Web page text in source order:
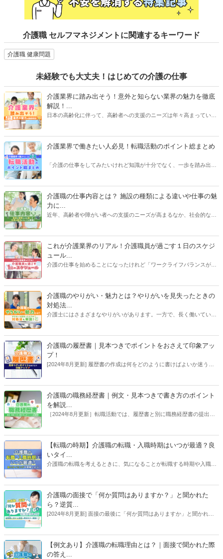
介護職 セルフマネジメントに関連するキーワード
介護職 健康問題
未経験でも大丈夫！はじめての介護の仕事
介護業界に踏み出そう！意外と知らない業界の魅力を徹底
解説！...
日本の高齢化に伴って、高齢者への支援のニーズは年々高まっていま
紹介します！介護職・ヘルパーに転職をしたい方、これから働くか迷
ひお役立てください！
介護業界で働きたい人必見！転職活動のポイント総まとめ
「介護の仕事をしてみたいけれど知識が十分でなく、一歩を踏み出す
なリサーチで職場とのミスマッチを防ぎ、新しい人生の一歩を踏み出
しましょう！
介護職の仕事内容とは？ 施設の種類による違いや仕事の魅
力に...
近年、高齢者や障がい者への支援のニーズが高まるなか、社会的なニ
情、仕事の魅力など、介護職の仕事に関する基礎知識を徹底解説しま
す。【執筆者：ささえるラボ編集部】
これが介護業界のリアル！介護職員が過ごす１日のスケジ
ュール...
介護の仕事を始めることになったけれど「ワークライフバランスが気
を抱える人もいるでしょう。そこで、施設のサービス形態ごとに、介
護職員が職場でどんな毎日を送っているのか詳しく解説します。「自
分がここで働くとしたら…」とイメージする参考にしてください。
介護職のやりがい・魅力とは？やりがいを見失ったときの
対処法...
介護士にはさまざまなやりがいがあります。一方で、長く働いている
った場合の対処法についても解説していきます。介護職のやりがいに
ついて知りたい方も、長く働いて初心を取り戻したい方もぜひご覧く
ださい。
介護職の履歴書｜見本つきでポイントをおさえて印象アッ
プ！
[2024年8月更新] 履歴書の作成は何をどのように書けばよいか迷う方
トを解説します！【執筆者：ささえるラボ編集部】
介護職の職務経歴書｜例文・見本つきで書き方のポイント
を解説...
［2024年8月更新］転職活動では、履歴書と別に職務経歴書の提出を
アピールできる職務経歴書が完成します！【執筆者：ささえるラボ編
集部、コラム／専門家：大庭 欣二】
【転職の時期】介護職の転職・入職時期はいつが最適？良
いタイ...
介護職の転職を考えるときに、気になることが転職する時期や入職す
しく解説します。（コラム：脇 健仁）
介護職の面接で「何か質問はありますか？」と聞かれた
ら？逆質...
[2024年8月更新] 面接の最後に「何か質問はありますか」と聞かれた
トを紹介します。【執筆者：ささえるラボ編集部、コラム／専門家：
大庭 欣二】
【例文あり】介護職の転職理由とは？｜面接で聞かれた際
の答え...